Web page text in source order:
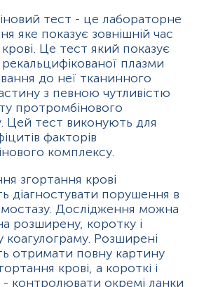
тест - це лабораторне
яке показує зовнішній час
Це тест який показує
плазми
до неї тканинного
з певною чутливістю
протромбінового
Цей тест виконують для
факторів
комплексу.
згортання крові
діагностувати порушення в
Дослідження можна
розширену, коротку і
Розширені
отримати повну картину
крові, а короткі і
- контролювати окремі ланки